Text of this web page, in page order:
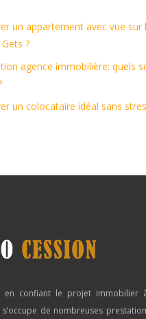
un appartement avec vue sur
?
agence immobilière: quels
un colocataire idéal sans
en confiant le projet immobilier
s’occupe de nombreuses